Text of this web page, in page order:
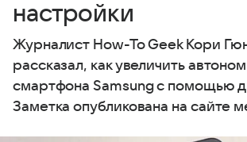
настройки
Журналист How-To Geek Кори
рассказал, как увеличить
смартфона Samsung с помощью
Заметка опубликована на сайте